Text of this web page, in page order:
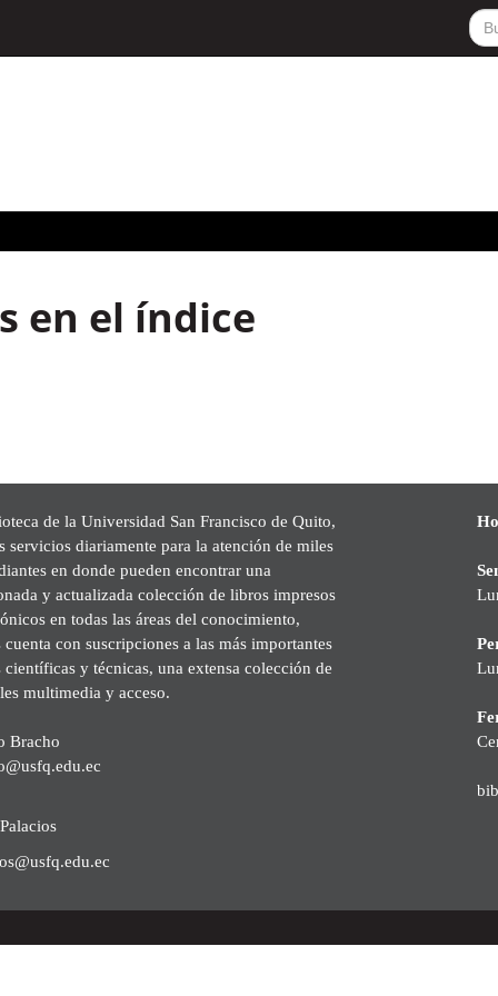
en el índice
de la Universidad San Francisco de Quito,
servicios diariamente para la atención de miles
en donde pueden encontrar una
y actualizada colección de libros impresos
en todas las áreas del conocimiento,
cuenta con suscripciones a las más importantes
científicas y técnicas, una extensa colección de
multimedia y acceso.
Bracho